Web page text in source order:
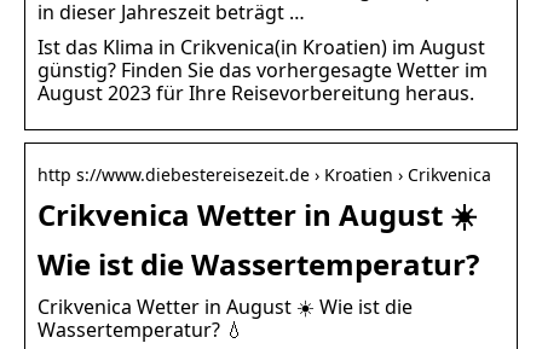
in dieser Jahreszeit beträgt …
Ist das Klima in Crikvenica(in Kroatien) im August
günstig? Finden Sie das vorhergesagte Wetter im
August 2023 für Ihre Reisevorbereitung heraus.
http s://www.diebestereisezeit.de › Kroatien › Crikvenica
Crikvenica Wetter in August ☀️
Wie ist die Wassertemperatur?
Crikvenica Wetter in August ☀️ Wie ist die
Wassertemperatur? 💧